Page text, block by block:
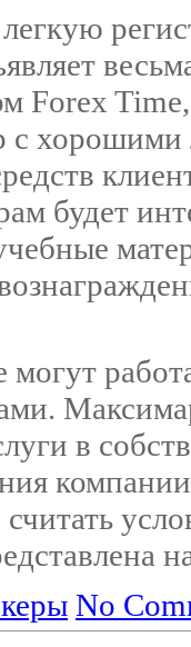
Forex
с
будет
в
No